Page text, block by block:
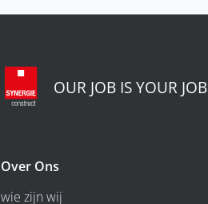
OUR JOB IS YOUR JOB
Over Ons
wie zijn wij